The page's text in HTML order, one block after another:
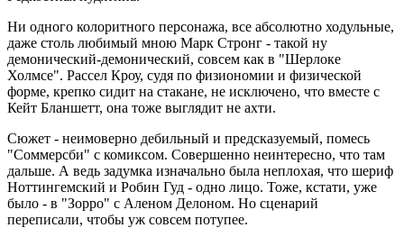
Ни одного колоритного персонажа, все абсолютно ходульные,
даже столь любимый мною Марк Стронг - такой ну
демонический-демонический, совсем как в "Шерлоке
Холмсе". Рассел Кроу, судя по физиономии и физической
форме, крепко сидит на стакане, не исключено, что вместе с
Кейт Бланшетт, она тоже выглядит не ахти.
Сюжет - неимоверно дебильный и предсказуемый, помесь
"Соммерсби" с комиксом. Совершенно неинтересно, что там
дальше. А ведь задумка изначально была неплохая, что шериф
Ноттингемский и Робин Гуд - одно лицо. Тоже, кстати, уже
было - в "Зорро" с Аленом Делоном. Но сценарий
переписали, чтобы уж совсем потупее.